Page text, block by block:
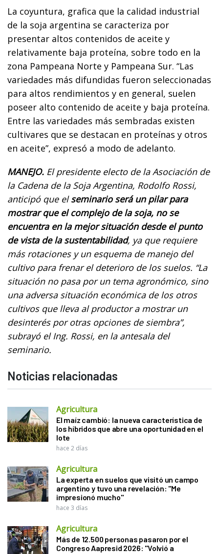
La coyuntura, grafica que la calidad industrial
de la soja argentina se caracteriza por
presentar altos contenidos de aceite y
relativamente baja proteína, sobre todo en la
zona Pampeana Norte y Pampeana Sur. “Las
variedades más difundidas fueron seleccionadas
para altos rendimientos y en general, suelen
poseer alto contenido de aceite y baja proteína.
Entre las variedades más sembradas existen
cultivares que se destacan en proteínas y otros
en aceite”, expresó a modo de adelanto.
MANEJO. El presidente electo de la Asociación de
la Cadena de la Soja Argentina, Rodolfo Rossi,
anticipó que elseminario será un pilar para
mostrar que el complejo de la soja, no se
encuentra en la mejor situación desde el punto
de vista de la sustentabilidad, ya que requiere
más rotaciones y un esquema de manejo del
cultivo para frenar el deterioro de los suelos. “La
situación no pasa por un tema agronómico, sino
una adversa situación económica de los otros
cultivos que lleva al productor a mostrar un
desinterés por otras opciones de siembra”,
subrayó el Ing. Rossi, en la antesala del
seminario.
Noticias relacionadas
Agricultura
El maíz cambió: la nueva característica de
los híbridos que abre una oportunidad en el
lote
hace 2 días
Agricultura
La experta en suelos que visitó un campo
argentino y tuvo una revelación: "Me
impresionó mucho"
hace 3 días
Agricultura
Más de 12.500 personas pasaron por el
Congreso Aapresid 2026: "Volvió a